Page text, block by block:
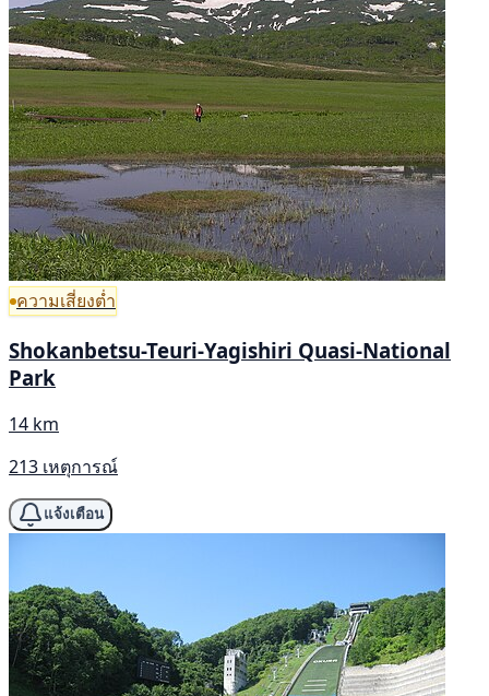
ความเสี่ยงต่ำ
Shokanbetsu-Teuri-Yagishiri Quasi-National
Park
14 km
213 เหตุการณ์
แจ้งเตือน